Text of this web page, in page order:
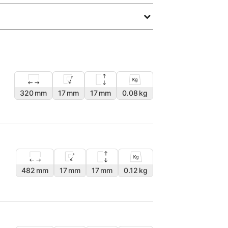
320 17 17 0.08
482 17 17 0.12